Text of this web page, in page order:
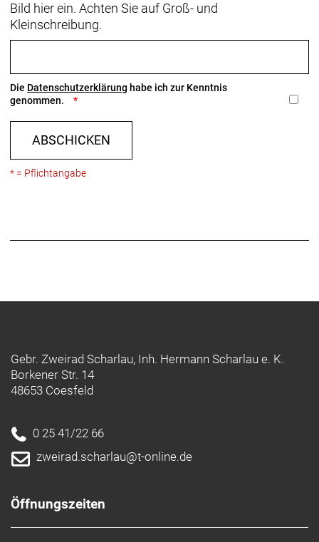
Bild hier ein. Achten Sie auf Groß- und
Kleinschreibung.
Die Datenschutzerklärung habe ich zur Kenntnis
genommen.
ABSCHICKEN
* = Pflichtangabe
Gebr. Zweirad Scharlau, Inh. Hermann Scharlau e. K.
Borkener Str. 14
48653 Coesfeld
0 25 41/22 66
zweirad.scharlau@t-online.de
Öffnungszeiten